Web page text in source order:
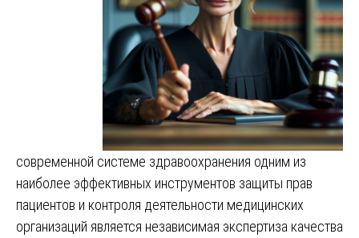
современной системе здравоохранения одним из
наиболее эффективных инструментов защиты прав
пациентов и контроля деятельности медицинских
организаций является независимая экспертиза качества